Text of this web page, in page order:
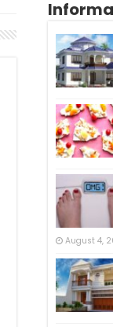
August 4,